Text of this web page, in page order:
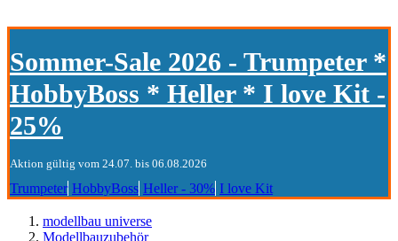
Sommer-Sale 2026 - Trumpeter *
HobbyBoss * Heller * I love Kit -
25%
Aktion gültig vom 24.07. bis 06.08.2026
Trumpeter HobbyBoss Heller - 30% I love Kit
modellbau universe
Modellbauzubehör